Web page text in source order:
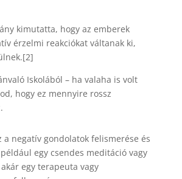
kimutatta, hogy az emberek
érzelmi reakciókat váltanak ki,
Iskolából – ha valaha is volt
hogy ez mennyire rossz
a negatív gondolatok felismerése és
egy csendes meditáció vagy
egy terapeuta vagy